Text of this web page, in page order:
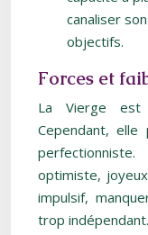
canaliser
objectifs.
Forces et
La Vierge est
Cependant,
optimiste,
impulsif,
trop indépendant.